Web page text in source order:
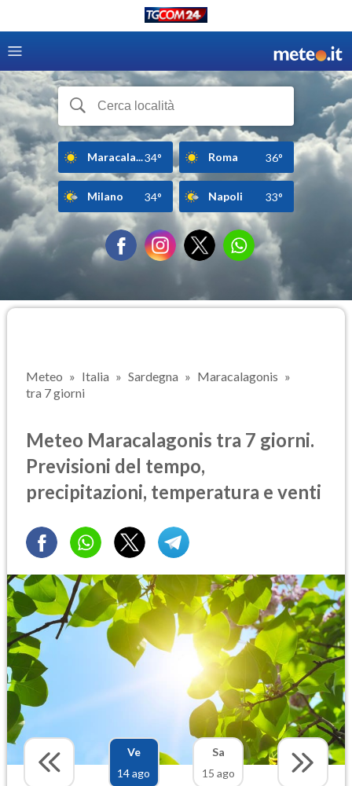
Maracala...34° Roma 36°
Milano 34° Napoli 33°
Meteo Italia Sardegna
Maracalagonis
tra 7 giorni
Meteo Maracalagonis tra 7 giorni.
Previsioni del tempo,
precipitazioni, temperatura e venti
Ve
14 ago
Sa
15 ago